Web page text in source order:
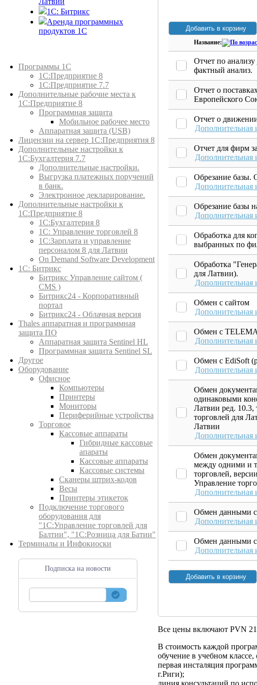
1C: Битрикс
Аренда программных
продуктов 1С
Программы 1С
1С:Предприятие 8
1С:Предприятие 7.7
Дополнительные рабочие места к
1С:Предприятие 8
Программная защита
Мобильное рабочее место
Аппаратная защита (USB)
Лицензии на сервер 1С:Предприятия 8
Дополнительные настройки к
1С:Бухгалтерия 7.7
Дополнительные настройки.
Выгрузка платежных поручений
в банк.
Электронное декларирование.
Дополнительные настройки к
1С:Предприятие 8
1С:Бухгалтерия 8
1C: Управление торговлей 8
1С:Зарплата и управление
персоналом 8 для Латвии
On Demand Software Development
1С: Битрикс
Битрикс Управление сайтом (
CMS )
Битрикс24 - Корпоративный
портал
Битрикс24 - Облачная версия
Thales аппаратная и программная
защита ПО
Аппаратная защита Sentinel HL
Программная защита Sentinel SL
Другое
Оборудование
Офисное
Компьютеры
Принтеры
Мониторы
Периферийные устройства
Торговое
Кассовые аппараты
Гибридные кассовые
апараты
Кассовые аппараты
Кассовые системы
Сканеры штрих-кодов
Весы
Принтеры этикеток
Подключение торгового
оборудования для
"1С:Управление торговлей для
Балтии", "1С:Розница для Батии"
Терминалы и Инфокиоски
Подписка на новости
Название:
Отчет по
фактный анализ.
Отчет о
Европейского
Отчет о
Дополнительная
Отчет для фирм
Дополнительная
Обрезание базы.
Дополнительная
Обрезание базы
Дополнительная
Обработка для
выбранных по
Обработка
для Латвии).
Дополнительная
Обмен с сайтом
Дополнительная
Обмен с
Дополнительная
Обмен с EdiSoft
Дополнительная
Обмен
одинаковыми
Латвии ред.
торговлей для
Латвии
Дополнительная
Обмен
между одними и
торговлей,
Управление
Дополнительная
Обмен данными
Дополнительная
Обмен данными
Дополнительная
Все цены включают PVN
В стоимость каждой
обучение в учебном
первая инсталяция
г.Риги);
линия консультаций по